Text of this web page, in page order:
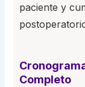
paciente y
Completo